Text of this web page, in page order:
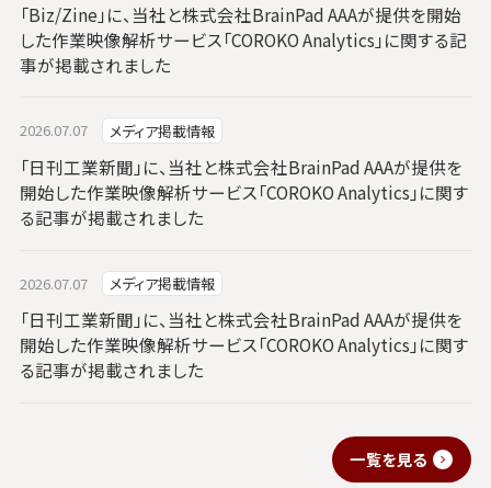
「Biz/Zine」に、当社と株式会社BrainPad AAAが提供を開始
した作業映像解析サービス「COROKO Analytics」に関する記
事が掲載されました
2026.07.07 メディア掲載情報
「日刊工業新聞」に、当社と株式会社BrainPad AAAが提供を
開始した作業映像解析サービス「COROKO Analytics」に関す
る記事が掲載されました
2026.07.07 メディア掲載情報
「日刊工業新聞」に、当社と株式会社BrainPad AAAが提供を
開始した作業映像解析サービス「COROKO Analytics」に関す
る記事が掲載されました
一覧を見る